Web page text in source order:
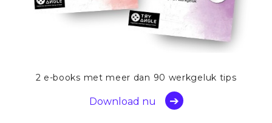
2 e-books met meer dan 90 werkgeluk tips
Download nu